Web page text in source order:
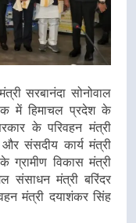
सरबानंदा सोनोवाल
में हिमाचल प्रदेश के
के परिवहन मंत्री
संसदीय कार्य मंत्री
विकास मंत्री
मंत्री बरिंदर
मंत्री दयाशंकर सिंह